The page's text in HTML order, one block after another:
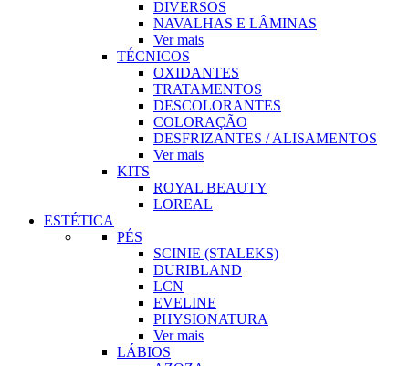
DIVERSOS
NAVALHAS E LÂMINAS
Ver mais
TÉCNICOS
OXIDANTES
TRATAMENTOS
DESCOLORANTES
COLORAÇÃO
DESFRIZANTES / ALISAMENTOS
Ver mais
KITS
ROYAL BEAUTY
LOREAL
ESTÉTICA
PÉS
SCINIE (STALEKS)
DURIBLAND
LCN
EVELINE
PHYSIONATURA
Ver mais
LÁBIOS